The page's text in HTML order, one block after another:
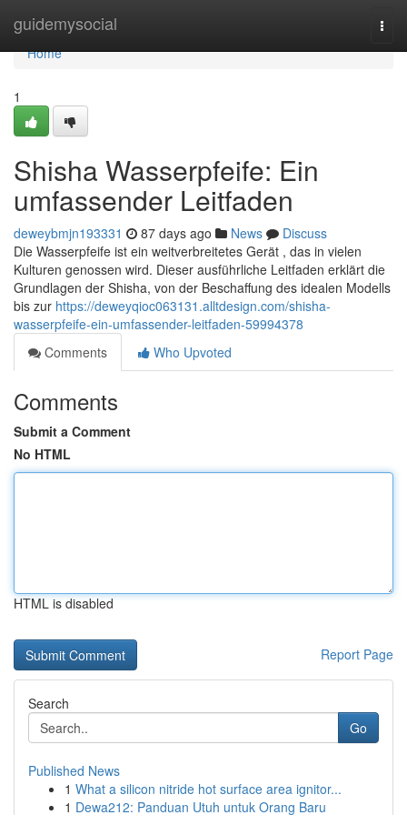
guidemysocial
Home
Home
1
Shisha Wasserpfeife: Ein
umfassender Leitfaden
deweybmjn193331 87 days ago News
Discuss
Die Wasserpfeife ist ein weitverbreitetes Gerät , das in vielen
Kulturen genossen wird. Dieser ausführliche Leitfaden erklärt die
Grundlagen der Shisha, von der Beschaffung des idealen Modells
bis zur https://deweyqioc063131.alltdesign.com/shisha-
wasserpfeife-ein-umfassender-leitfaden-59994378
Comments
Who Upvoted
Comments
Submit a Comment
No HTML
HTML is disabled
Report Page
Search
Go
Published News
1 What a silicon nitride hot surface area ignitor...
1 Dewa212: Panduan Utuh untuk Orang Baru